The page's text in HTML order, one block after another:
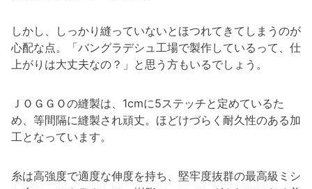
しかし、しっかり縫っていないとほつれてきてしまうのが
心配な点。「バングラデシュ工場で製作しているって、仕
上がりは大丈夫なの？」と思う方もいるでしょう。
ＪＯＧＧＯの縫製は、1cmに5ステッチと定めているた
め、等間隔に縫製され頑丈。ほどけづらく耐久性のある加
工となっています。
糸は高強度で適度な伸度を持ち、堅牢度抜群の最高級ミシ